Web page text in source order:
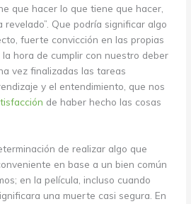
que hacer lo que tiene que hacer,
Que podría significar algo
fuerte convicción en las propias
hora de cumplir con nuestro deber
vez finalizadas las tareas
y el entendimiento, que nos
de haber hecho las cosas
de realizar algo que
en base a un bien común
en la película, incluso cuando
una muerte casi segura. En